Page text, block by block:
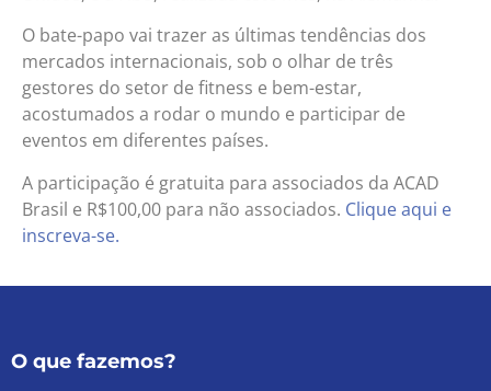
O bate-papo vai trazer as últimas tendências dos
mercados internacionais, sob o olhar de três
gestores do setor de fitness e bem-estar,
acostumados a rodar o mundo e participar de
eventos em diferentes países.
A participação é gratuita para associados da ACAD
Brasil e R$100,00 para não associados. Clique aqui e
inscreva-se.
O que fazemos?